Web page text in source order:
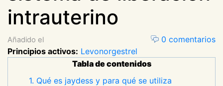
intrauterino
0 comentarios
Añadido el
Principios activos: Levonorgestrel
Tabla de contenidos
1. Qué es jaydess y para qué se utiliza